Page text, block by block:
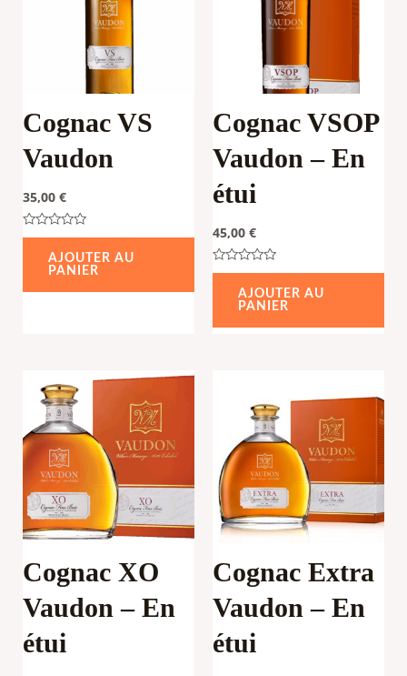
Cognac VS
Vaudon
35,00 €
Note
AJOUTER AU
PANIER
Cognac VSOP
Vaudon – En
étui
45,00 €
Note
AJOUTER AU
PANIER
Cognac XO
Vaudon – En
étui
Cognac Extra
Vaudon – En
étui